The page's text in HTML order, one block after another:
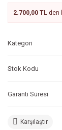
2.700,00 TL den
Kategori
Stok Kodu
Garanti Süresi
Karşılaştır